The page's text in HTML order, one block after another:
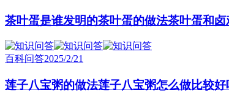
茶叶蛋是谁发明的茶叶蛋的做法茶叶蛋和
百科问答2025/2/21
莲子八宝粥的做法莲子八宝粥怎么做比较好